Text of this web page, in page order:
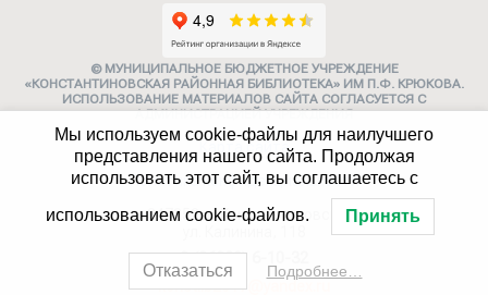
Мы используем cookie-файлы для наилучшего
представления нашего сайта. Продолжая
использовать этот сайт, вы соглашаетесь с
использованием cookie-файлов. Принять
Отказаться Подробнее…
© МУНИЦИПАЛЬНОЕ БЮДЖЕТНОЕ УЧРЕЖДЕНИЕ
«КОНСТАНТИНОВСКАЯ РАЙОННАЯ БИБЛИОТЕКА» ИМ П.Ф. КРЮКОВА.
ИСПОЛЬЗОВАНИЕ МАТЕРИАЛОВ САЙТА СОГЛАСУЕТСЯ С
АДМИНИСТРАЦИЕЙ УЧРЕЖДЕНИЯ
Карта сайта
Политика конфиденциальности
347252, г. Константиновск,
8 (86393) 6-10-32
konstlib2017@yandex.ru